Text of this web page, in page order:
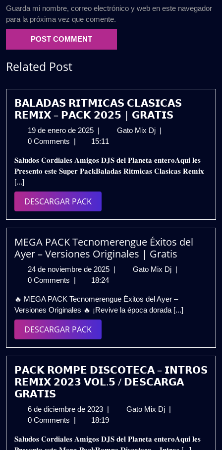
Guarda mi nombre, correo electrónico y web en este navegador
para la próxima vez que comente.
Related Post
𝗕𝗔𝗟𝗔𝗗𝗔𝗦 𝗥𝗜𝗧𝗠𝗜𝗖𝗔𝗦 𝗖𝗟𝗔𝗦𝗜𝗖𝗔𝗦
𝗥𝗘𝗠𝗜𝗫 – 𝗣𝗔𝗖𝗞 𝟮𝟬𝟮𝟱 | 𝗚𝗥𝗔𝗧𝗜𝗦
19 de enero de 2025 19
de
de
2025
Gato Mix Dj 𝗕𝗔𝗟𝗔𝗗𝗔𝗦
𝗥𝗘𝗠𝗜𝗫
–
𝗚𝗥𝗔𝗧𝗜𝗦
0 Comments
15:11
𝐒𝐚𝐥𝐮𝐝𝐨𝐬 𝐂𝐨𝐫𝐝𝐢𝐚𝐥𝐞𝐬 𝐀𝐦𝐢𝐠𝐨𝐬 𝐃𝐉𝐒 𝐝𝐞𝐥 𝐏𝐥𝐚𝐧𝐞𝐭𝐚 𝐞𝐧𝐭𝐞𝐫𝐨𝐀𝐪𝐮𝐢 𝐥𝐞𝐬
𝐏𝐫𝐞𝐬𝐞𝐧𝐭𝐨 𝐞𝐬𝐭𝐞 𝐒𝐮𝐩𝐞𝐫 𝐏𝐚𝐜𝐤𝐁𝐚𝐥𝐚𝐝𝐚𝐬 𝐑𝐢𝐭𝐦𝐢𝐜𝐚𝐬 𝐂𝐥𝐚𝐬𝐢𝐜𝐚𝐬 𝐑𝐞𝐦𝐢𝐱
[...]
DESCARGAR PACKDESCARGAR
PACK
MEGA PACK Tecnomerengue Éxitos del
Ayer – Versiones Originales | Gratis
24 de noviembre de 2025 24
de
2025
Gato Mix Dj MEGA
Éxitos
del
Versiones
Originales
|
Gratis
0 Comments
18:24
🔥 MEGA PACK Tecnomerengue Éxitos del Ayer –
Versiones Originales 🔥 ¡Revive la época dorada [...]
DESCARGAR PACKDESCARGAR
PACK
𝗣𝗔𝗖𝗞 𝗥𝗢𝗠𝗣𝗘 𝗗𝗜𝗦𝗖𝗢𝗧𝗘𝗖𝗔 – 𝗜𝗡𝗧𝗥𝗢𝗦
𝗥𝗘𝗠𝗜𝗫 𝟮𝟬𝟮𝟯 𝗩𝗢𝗟.𝟱 / 𝗗𝗘𝗦𝗖𝗔𝗥𝗚𝗔
𝗚𝗥𝗔𝗧𝗜𝗦
6 de diciembre de 2023 6
de
de
Gato Mix Dj 𝗣𝗔𝗖𝗞
–
0 Comments
18:19
𝐒𝐚𝐥𝐮𝐝𝐨𝐬 𝐂𝐨𝐫𝐝𝐢𝐚𝐥𝐞𝐬 𝐀𝐦𝐢𝐠𝐨𝐬 𝐃𝐉𝐒 𝐝𝐞𝐥 𝐏𝐥𝐚𝐧𝐞𝐭𝐚 𝐞𝐧𝐭𝐞𝐫𝐨𝐀𝐪𝐮𝐢́ 𝐥𝐞𝐬